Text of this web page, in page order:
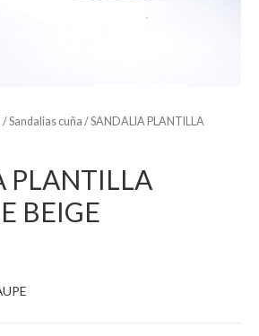
/Sandalias cuña / SANDALIA PLANTILLA
PLANTILLA
BEIGE